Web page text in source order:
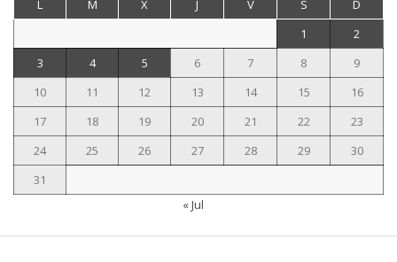
L M X J V S
D
1
2
3
4 5 6 7 8
9
10
11 12 13 14 15
16
17
18 19 20 21 22
23
24
25 26 27 28 29
30
31
« Jul